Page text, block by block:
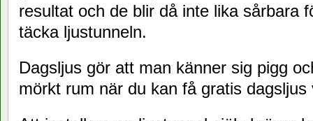
resultat och de blir då inte lika sårbara
täcka ljustunneln.
Dagsljus gör att man känner sig pigg
mörkt rum när du kan få gratis dagsljus